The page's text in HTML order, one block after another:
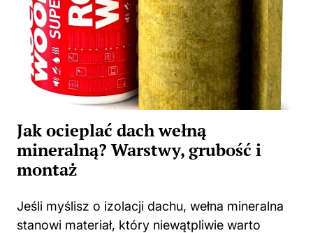
Jak ocieplać dach wełną
mineralną? Warstwy, grubość i
montaż
Jeśli myślisz o izolacji dachu, wełna mineralna
stanowi materiał, który niewątpliwie warto